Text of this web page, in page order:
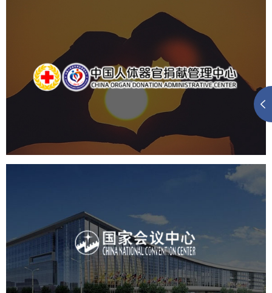
中国人体器官捐献管理中心
国企 品牌官网 网站建设
国家会议中心
专业服务 网站建设 网站设计